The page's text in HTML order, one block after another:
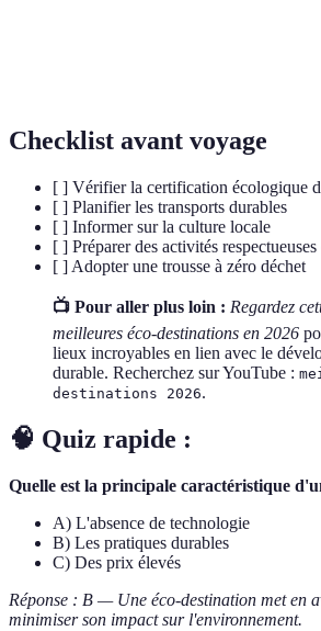
Checklist avant voyage
[ ] Vérifier la certification écologique
[ ] Planifier les transports durables
[ ] Informer sur la culture locale
[ ] Préparer des activités
[ ] Adopter une trousse à zéro déchet
📺 Pour aller plus loin : Regardez
meilleures éco-destinations en 2026
lieux incroyables en lien avec le
durable. Recherchez sur YouTube :
destinations 2026.
🧠 Quiz rapide :
Quelle est la principale caractéristique
A) L'absence de technologie
B) Les pratiques durables
C) Des prix élevés
Réponse : B — Une éco-destination met en
minimiser son impact sur l'environnement.